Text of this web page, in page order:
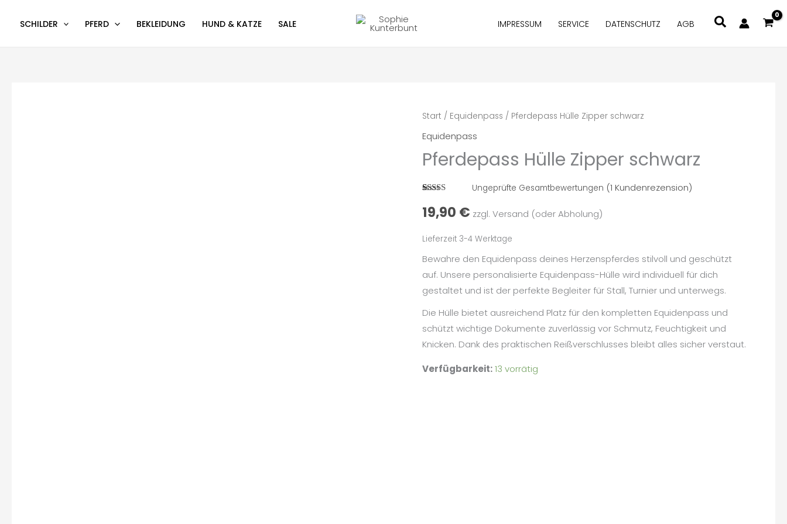
InhaltSCHILDER PFERD BEKLEIDUNG HUND & KATZE SALE IMPRESSUM SERVICE DATENSCHUTZ AGB Suchen
Start / Equidenpass / Pferdepass Hülle Zipper schwarz
Equidenpass
Pferdepass Hülle Zipper schwarz
5.00 von 5,
basierend
Kundenbewertung
Ungeprüfte Gesamtbewertungen (1 Kundenrezension)
19,90 € zzgl. Versand (oder Abholung)
Lieferzeit 3-4 Werktage
Bewahre den Equidenpass deines Herzenspferdes stilvoll und geschützt
auf. Unsere personalisierte Equidenpass-Hülle wird individuell für dich
gestaltet und ist der perfekte Begleiter für Stall, Turnier und unterwegs.
Die Hülle bietet ausreichend Platz für den kompletten Equidenpass und
schützt wichtige Dokumente zuverlässig vor Schmutz, Feuchtigkeit und
Knicken. Dank des praktischen Reißverschlusses bleibt alles sicher verstaut.
Verfügbarkeit: 13 vorrätig
Pferdepass
Hülle
schwarz